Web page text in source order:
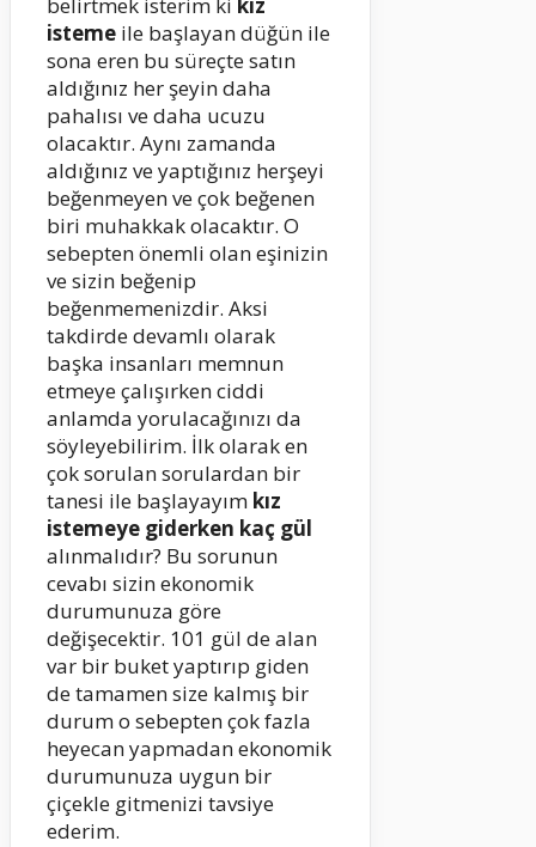
belirtmek isterim ki kız
isteme ile başlayan düğün ile
sona eren bu süreçte satın
aldığınız her şeyin daha
pahalısı ve daha ucuzu
olacaktır. Aynı zamanda
aldığınız ve yaptığınız herşeyi
beğenmeyen ve çok beğenen
biri muhakkak olacaktır. O
sebepten önemli olan eşinizin
ve sizin beğenip
beğenmemenizdir. Aksi
takdirde devamlı olarak
başka insanları memnun
etmeye çalışırken ciddi
anlamda yorulacağınızı da
söyleyebilirim. İlk olarak en
çok sorulan sorulardan bir
tanesi ile başlayayım kız
istemeye giderken kaç gül
alınmalıdır? Bu sorunun
cevabı sizin ekonomik
durumunuza göre
değişecektir. 101 gül de alan
var bir buket yaptırıp giden
de tamamen size kalmış bir
durum o sebepten çok fazla
heyecan yapmadan ekonomik
durumunuza uygun bir
çiçekle gitmenizi tavsiye
ederim.